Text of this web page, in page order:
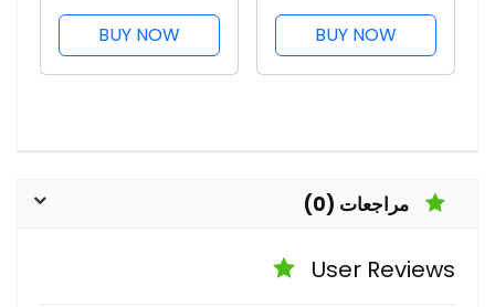
BUY NOW
BUY NOW
مراجعات (0)
User Reviews